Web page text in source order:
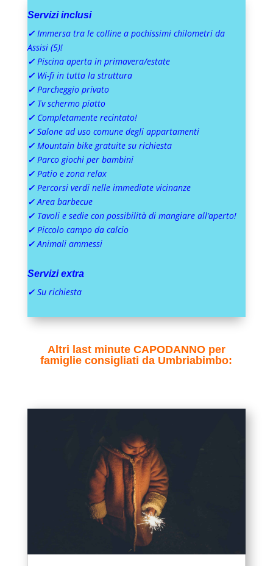
Servizi inclusi
✓Immersa tra le colline a pochissimi chilometri da
Assisi (5)!
✓ Piscina aperta in primavera/estate
✓ Wi-fi in tutta la struttura
✓ Parcheggio privato
✓ Tv schermo piatto
✓ Completamente recintato!
✓ Salone ad uso comune degli appartamenti
✓ Mountain bike gratuite su richiesta
✓ Parco giochi per bambini
✓ Patio e zona relax
✓ Percorsi verdi nelle immediate vicinanze
✓Area barbecue
✓ Tavoli e sedie con possibilità di mangiare all’aperto!
✓ Piccolo campo da calcio
✓Animali ammessi
Servizi extra
✓ Su richiesta
Altri last minute CAPODANNO per
famiglie consigliati da Umbriabimbo: